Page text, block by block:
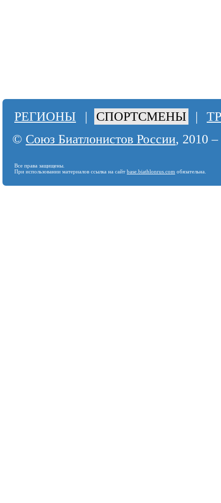
РЕГИОНЫ | СПОРТСМЕНЫ |
© Союз Биатлонистов России, 2010
Все права защищены.
При использовании материалов ссылка на сайт base.biathlonrus.com обязательна.